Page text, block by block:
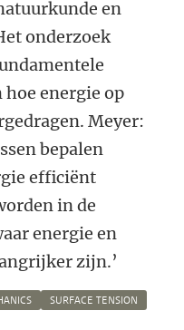
en
onderzoek
energie op
Meyer:
bepalen
efficiënt
in de
energie en
zijn.’
SURFACE TENSION